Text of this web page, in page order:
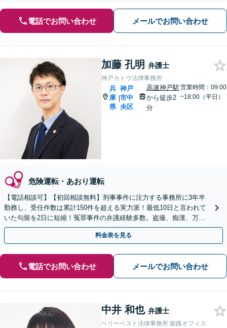
電話でお問い合わせ メールでお問い合わせ
加藤 孔明 弁護士
神戸カトウ法律事務所
兵
庫
県
|
神戸
市中
央区
高速神戸駅
から徒歩2
分
営業時間：09:00
~18:00（平日）
危険運転・あおり運転
【電話相談可】【初回相談無料】刑事事件に注力する事務所に3年半
勤務し、受任件数は累計150件を超える実力派！最低10日と言われて
いた勾留を2日に短縮！冤罪事件の弁護経験多数。盗撮、痴漢、万引
きなどご相談ください【休日夜間面談可】
料金表を見る
電話でお問い合わせ メールでお問い合わせ
中井 和也 弁護士
ベリーベスト法律事務所 姫路オフィス